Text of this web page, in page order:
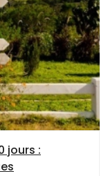
jours :